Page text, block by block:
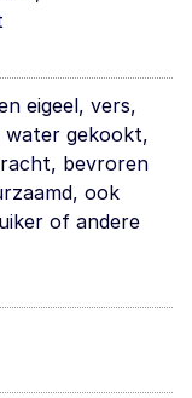
eigeel, vers,
water gekookt,
bevroren
ook
of andere